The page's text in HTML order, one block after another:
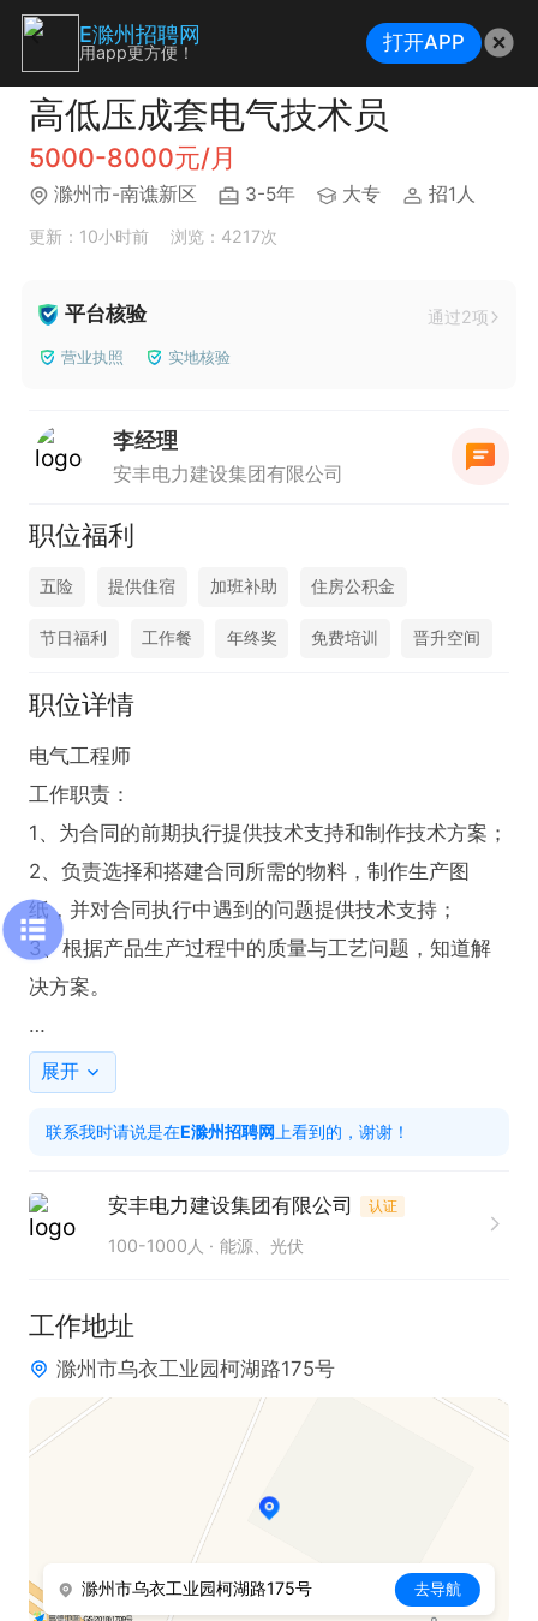
高低压成套电气技术员
5000-8000元/月
滁州市-南谯新区 3-5年 大专 招1人
更新：10小时前 浏览：4217次
平台核验 通过2项
营业执照 实地核验
李经理
安丰电力建设集团有限公司
职位福利
五险 提供住宿 加班补助 住房公积金
节日福利 工作餐 年终奖 免费培训 晋升空间
职位详情
电气工程师
工作职责：
1、为合同的前期执行提供技术支持和制作技术方案；
2、负责选择和搭建合同所需的物料，制作生产图
纸，并对合同执行中遇到的问题提供技术支持；
3、根据产品生产过程中的质量与工艺问题，知道解
决方案。
岗位要求：
1、熟悉箱变、高压柜、低压柜、配电箱的原理及工
艺，具备设计及改进能力；
3、熟练运用AutoCAD等设计软件；
4、3-5年技术工作经验；
展开
联系我时请说是在E滁州招聘网 上看到的，谢谢！
安丰电力建设集团有限公司 认证
100-1000人 能源、光伏
工作地址
滁州市乌衣工业园柯湖路175号
滁州市乌衣工业园柯湖路175号 去导航
E滁州招聘网
用app更方便！ 打开APP